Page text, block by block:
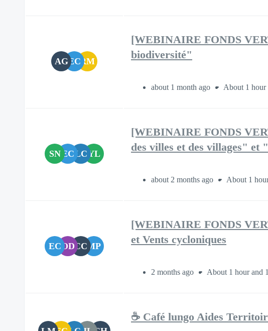
AGECRM
[WEBINAIRE FONDS
biodiversité"
about 1 month ago About 1 hour
SN EC LC YL
[WEBINAIRE FONDS
des villes et des villages" et
about 2 months ago About 1
EC OD CC MP
[WEBINAIRE FONDS
et Vents cycloniques
2 months ago About 1 hour and
☕️ Café lungo Aides